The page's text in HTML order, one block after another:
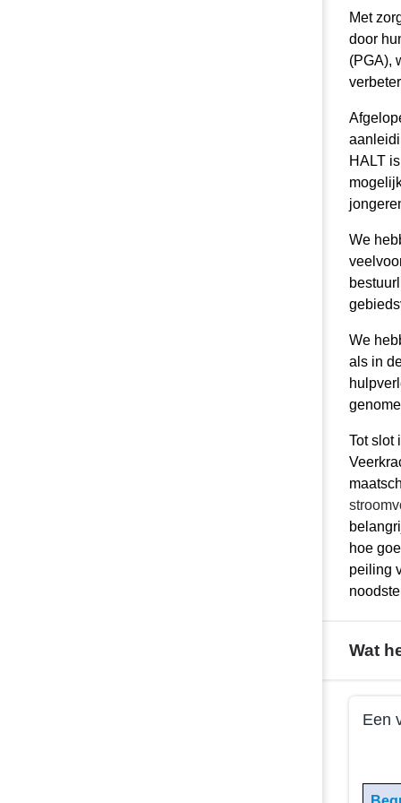
Met
door
(PGA),
HALT
We
We
als in
Tot slot
hoe
peiling
Wat
Een